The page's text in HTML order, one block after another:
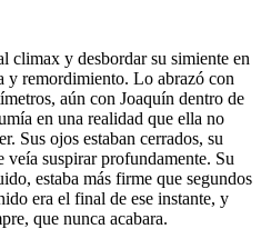
y desbordar su simiente en
y remordimiento. Lo abrazó con
aún con Joaquín dentro de
en una realidad que ella no
Sus ojos estaban cerrados, su
veía suspirar profundamente. Su
estaba más firme que segundos
era el final de ese instante, y
que nunca acabara.